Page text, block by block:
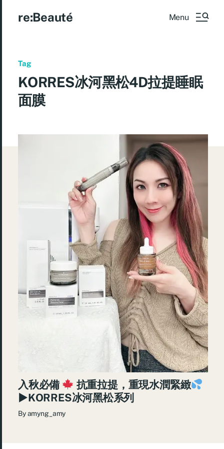
re:Beauté Menu
Tag
KORRES冰河黑松4D拉提睡眠
面膜
入秋必備
抗重拉提，重現水潤緊緻
►KORRES冰河黑松系列
Byamyng_amy